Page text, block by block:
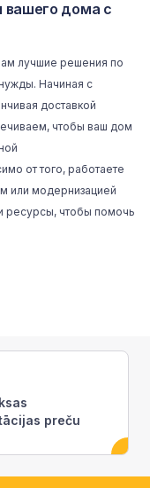
вашего дома с
лучшие решения по
Начиная с
доставкой
чтобы ваш дом
от того, работаете
или модернизацией
ресурсы, чтобы помочь
preču